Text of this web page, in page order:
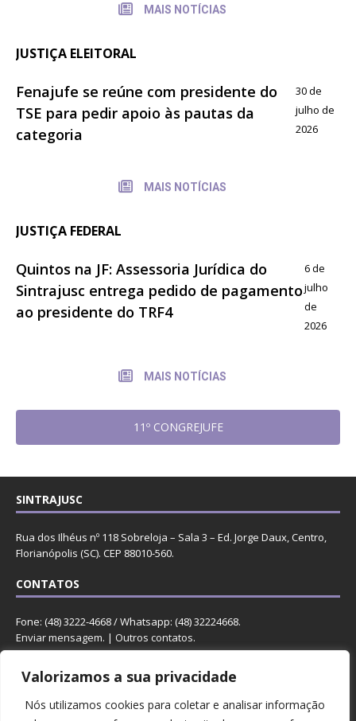
Valorizamos a sua privacidade
Nós utilizamos cookies para coletar e analisar informação
MAIS NOTÍCIAS
JUSTIÇA ELEITORAL
Fenajufe se reúne com presidente do
TSE para pedir apoio às pautas da
categoria
30 de
julho de
2026
MAIS NOTÍCIAS
JUSTIÇA FEDERAL
Quintos na JF: Assessoria Jurídica do
Sintrajusc entrega pedido de pagamento
ao presidente do TRF4
6 de
julho
de
2026
MAIS NOTÍCIAS
11º CONGREJUFE
SINTRAJUSC
Rua dos Ilhéus nº 118 Sobreloja – Sala 3 – Ed. Jorge Daux, Centro,
Florianópolis (SC). CEP 88010-560.
CONTATOS
Fone: (48) 3222-4668 / Whatsapp: (48) 32224668.
Enviar mensagem. | Outros contatos.
REDES